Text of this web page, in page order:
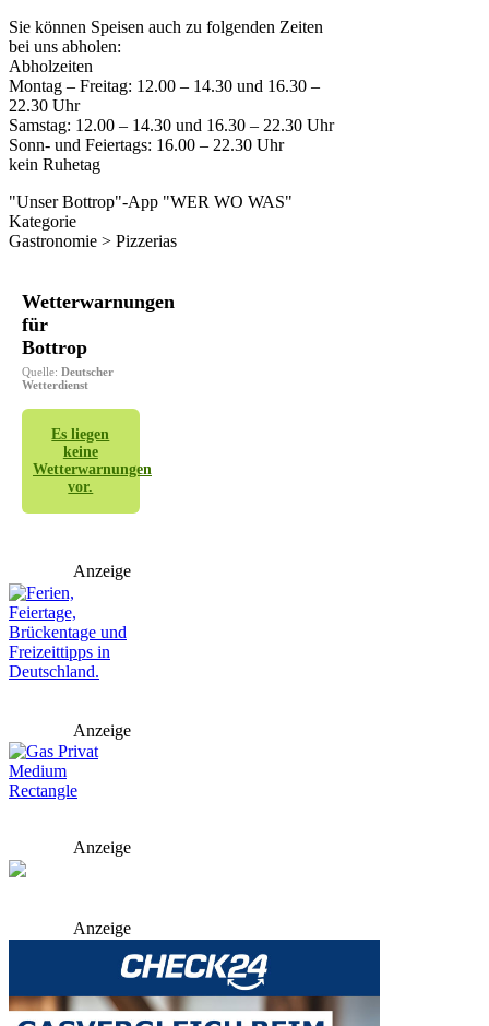
Sie können Speisen auch zu folgenden Zeiten
bei uns abholen:
Abholzeiten
Montag – Freitag: 12.00 – 14.30 und 16.30 –
22.30 Uhr
Samstag: 12.00 – 14.30 und 16.30 – 22.30 Uhr
Sonn- und Feiertags: 16.00 – 22.30 Uhr
kein Ruhetag
"Unser Bottrop"-App "WER WO WAS"
Kategorie
Gastronomie > Pizzerias
Wetterwarnungen
für
Bottrop
Quelle: Deutscher
Wetterdienst
Es liegen
keine
Wetterwarnungen
vor.
Anzeige
Anzeige
Anzeige
Anzeige